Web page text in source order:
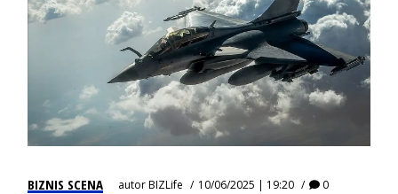
BIZNIS SCENA autorBIZLife 10/06/2025 | 19:20 0